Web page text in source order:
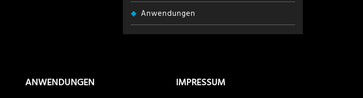
Anwendungen
ANWENDUNGEN IMPRESSUM